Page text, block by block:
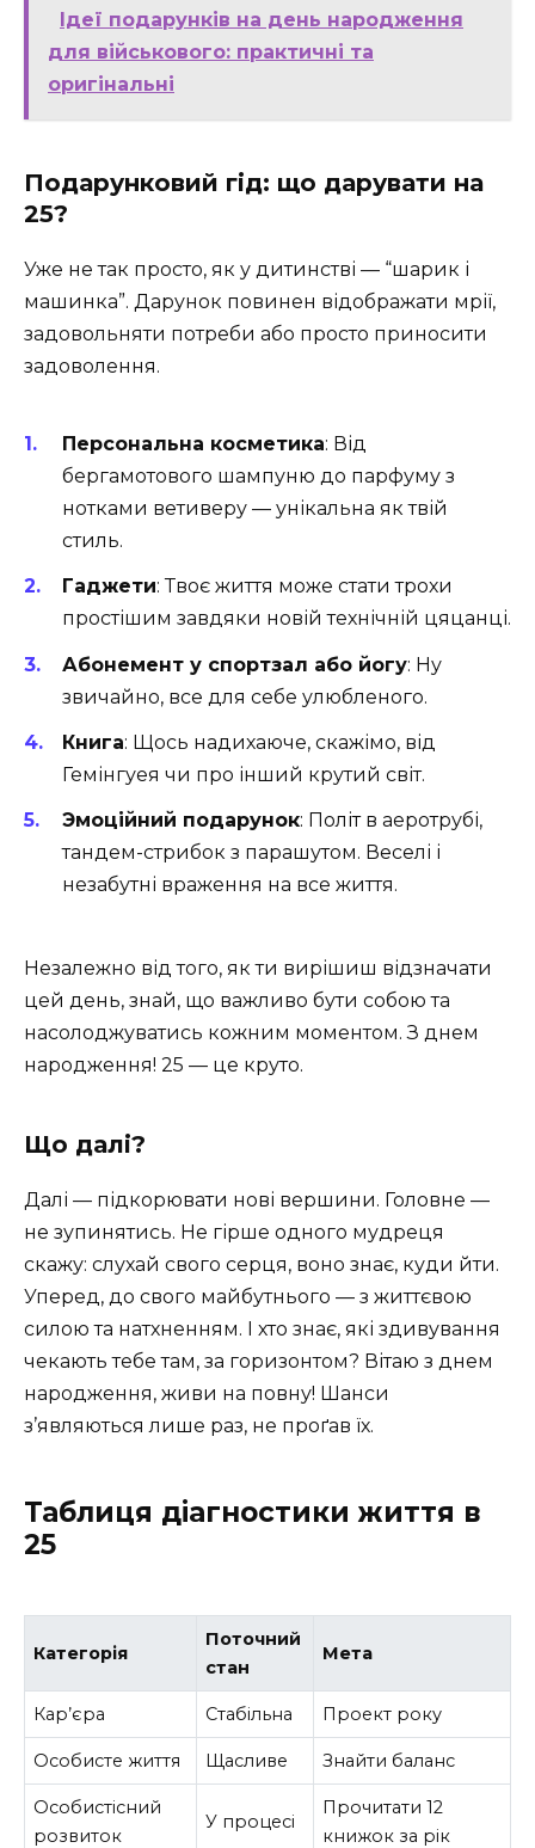
Ідеї подарунків на день народження
для військового: практичні та
оригінальні
Подарунковий гід: що дарувати на
25?
Уже не так просто, як у дитинстві — “шарик і
машинка”. Дарунок повинен відображати мрії,
задовольняти потреби або просто приносити
задоволення.
Персональна косметика: Від
бергамотового шампуню до парфуму з
нотками ветиверу — унікальна як твій
стиль.
Гаджети: Твоє життя може стати трохи
простішим завдяки новій технічній цяцанці.
Абонемент у спортзал або йогу: Ну
звичайно, все для себе улюбленого.
Книга: Щось надихаюче, скажімо, від
Гемінгуея чи про інший крутий світ.
Эмоційний подарунок: Політ в аеротрубі,
тандем-стрибок з парашутом. Веселі і
незабутні враження на все життя.
Незалежно від того, як ти вирішиш відзначати
цей день, знай, що важливо бути собою та
насолоджуватись кожним моментом. З днем
народження! 25 — це круто.
Що далі?
Далі — підкорювати нові вершини. Головне —
не зупинятись. Не гірше одного мудреця
скажу: слухай свого серця, воно знає, куди йти.
Уперед, до свого майбутнього — з життєвою
силою та натхненням. І хто знає, які здивування
чекають тебе там, за горизонтом? Вітаю з днем
народження, живи на повну! Шанси
з’являються лише раз, не проґав їх.
Таблиця діагностики життя в
25
Категорія
Поточний
стан
Мета
Кар’єра Стабільна Проект року
Особисте життя Щасливе Знайти баланс
Особистісний
розвиток
У процесі
Прочитати 12
книжок за рік